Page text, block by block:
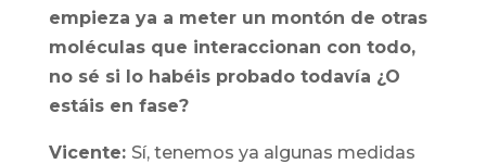
empieza ya a meter un montón de otras
moléculas que interaccionan con todo,
no sé si lo habéis probado todavía ¿O
estáis en fase?
Vicente: Sí, tenemos ya algunas medidas